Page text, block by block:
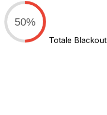
50%
Totale Blackout